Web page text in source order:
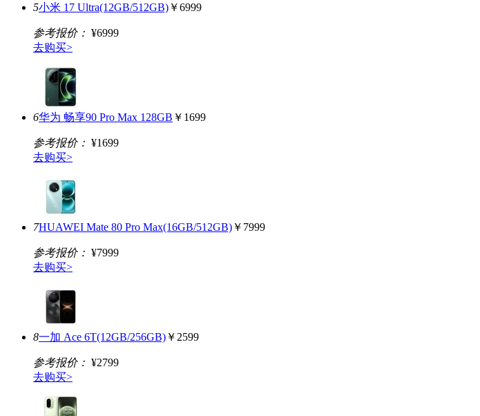
5小米 17 Ultra(12GB/512GB) ￥6999
参考报价： ¥6999
去购买>
6华为 畅享90 Pro Max 128GB ￥1699
参考报价： ¥1699
去购买>
7HUAWEI Mate 80 Pro Max(16GB/512GB) ￥7999
参考报价： ¥7999
去购买>
8一加 Ace 6T(12GB/256GB) ￥2599
参考报价： ¥2799
去购买>